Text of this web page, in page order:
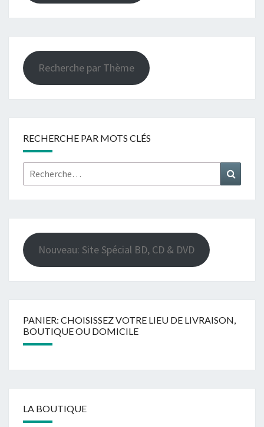
Recherche par Thème
RECHERCHE PAR MOTS CLÉS
Rechercher :
Nouveau: Site Spécial BD, CD & DVD
PANIER: CHOISISSEZ VOTRE LIEU DE LIVRAISON,
BOUTIQUE OU DOMICILE
LA BOUTIQUE